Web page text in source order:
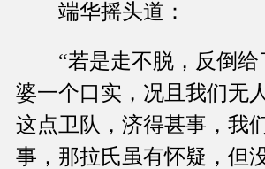
端华摇头道：
“若是走不脱，反倒
婆一个口实，况且我们无
这点卫队，济得甚事，我
事，那拉氏虽有怀疑，但